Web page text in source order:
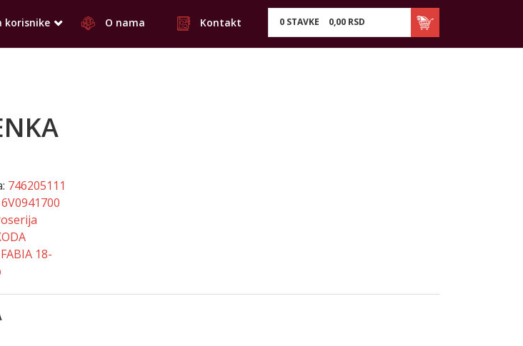
0 STAVKE 0,00 RSD
korisnike O nama Kontakt
746205111
6V0941700
18-